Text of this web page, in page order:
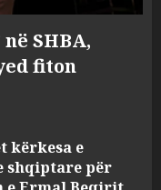
SHBA,
fiton
kërkesa e
shqiptare për